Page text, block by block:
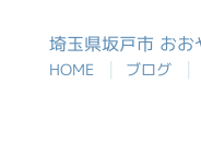
埼玉県坂戸市 お
HOME | ブログ |